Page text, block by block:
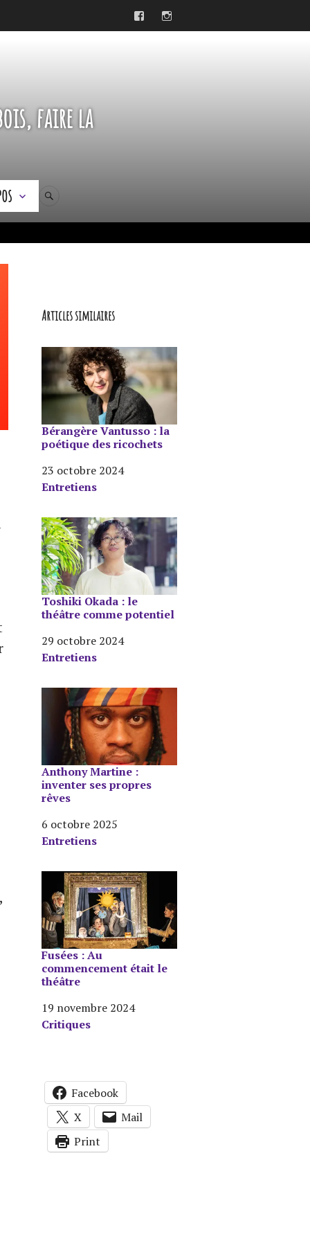
Facebook
faire la
,
Articles similaires
Bérangère Vantusso : la
poétique des ricochets
Date
23 octobre 2024
Par rapport à
Entretiens
Toshiki Okada : le
théâtre comme potentiel
Date
29 octobre 2024
Par rapport à
Entretiens
Anthony Martine :
inventer ses propres
rêves
Date
6 octobre 2025
Par rapport à
Entretiens
Fusées : Au
commencement était le
théâtre
Date
19 novembre 2024
Par rapport à
Critiques
Facebook
X
Mail
Print